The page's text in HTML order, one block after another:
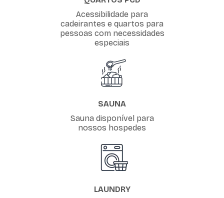
Acessibilidade para
cadeirantes e quartos para
pessoas com necessidades
especiais
SAUNA
Sauna disponível para
nossos hospedes
LAUNDRY